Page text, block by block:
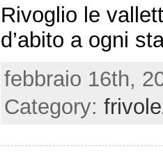
Rivoglio le
d’abito a ogni
febbraio 16th,
Category: